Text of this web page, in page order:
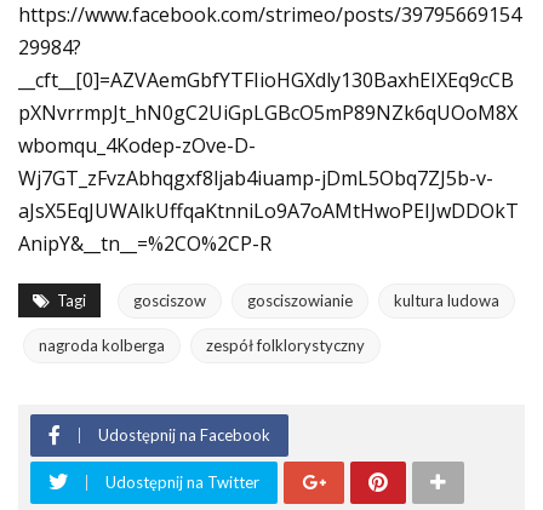
https://www.facebook.com/strimeo/posts/39795669154
29984?
__cft__[0]=AZVAemGbfYTFIioHGXdly130BaxhEIXEq9cCB
pXNvrrmpJt_hN0gC2UiGpLGBcO5mP89NZk6qUOoM8X
wbomqu_4Kodep-zOve-D-
Wj7GT_zFvzAbhqgxf8ljab4iuamp-jDmL5Obq7ZJ5b-v-
aJsX5EqJUWAlkUffqaKtnniLo9A7oAMtHwoPEIJwDDOkT
AnipY&__tn__=%2CO%2CP-R
Tagi gosciszow gosciszowianie kultura ludowa
nagroda kolberga zespół folklorystyczny
Udostępnij na Facebook
Udostępnij na Twitter